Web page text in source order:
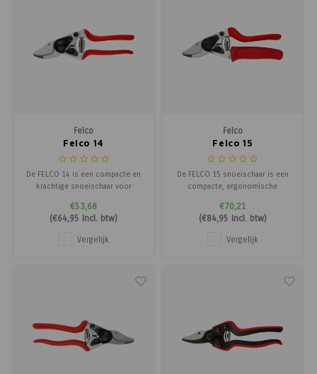
Felco
Felco 14
De FELCO 14 is een compacte en
krachtige snoeischaar voor
kleine handen, met
ergonomische handgrepen en
een gehoekte snijkop voor
maximale precisie en comfort.
€53,68
(€64,95 Incl. btw)
Vergelijk
Felco
Felco 15
De FELCO 15 snoeischaar is een
compacte, ergonomische
handgreep die tot 30% minder
snoeikracht vereist.
€70,21
(€84,95 Incl. btw)
Vergelijk